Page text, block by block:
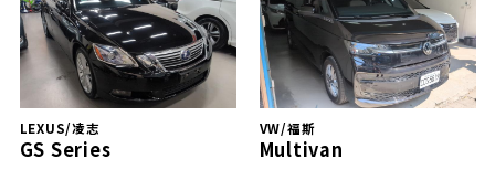
LEXUS/凌志
GS Series
VW/福斯
Multivan